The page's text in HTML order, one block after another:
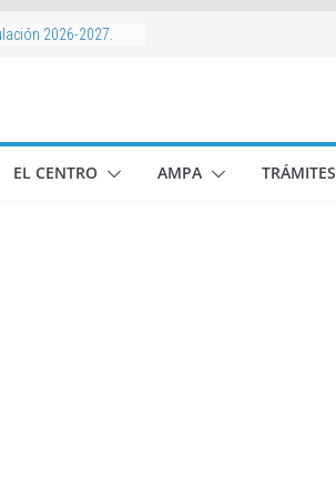
2026-2027.
Mayoralas
2026-2027
EL CENTRO AMPA TRÁMITES